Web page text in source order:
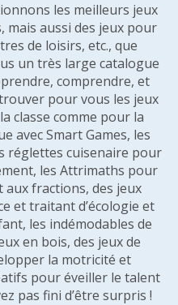
les meilleurs jeux
mais aussi des jeux pour
de loisirs, etc., que
un très large catalogue
comprendre, et
pour vous les jeux
classe comme pour la
avec Smart Games, les
réglettes cuisenaire pour
les Attrimaths pour
aux fractions, des jeux
et traitant d’écologie et
les indémodables de
en bois, des jeux de
la motricité et
pour éveiller le talent
pas fini d’être surpris !